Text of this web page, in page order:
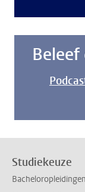
Beleef
Studiekeuze
Bacheloropleidingen